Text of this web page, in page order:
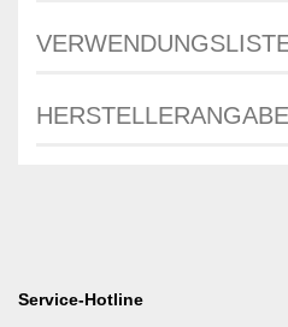
Service-Hotline